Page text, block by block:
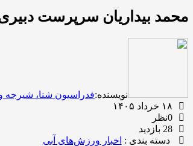
محمد بیداریان سرپرست
نویسنده:فدراسیون شنا، شیرجه و
0نظر
28 بازدید
دسته بندی : اخبار ورزش‌های آبی